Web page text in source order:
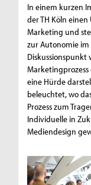
In einem kurzen
der TH Köln
Marketing und
zur Autonomie
Diskussionspunkt
eine Hürde
beleuchtet, wo
Prozess zum
Individuelle in
Mediendesign